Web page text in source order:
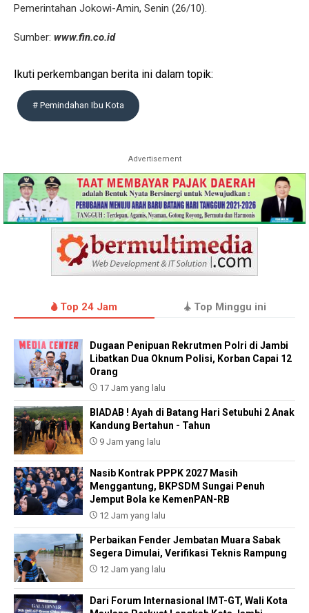
Pemerintahan Jokowi-Amin, Senin (26/10).
Sumber: www.fin.co.id
Ikuti perkembangan berita ini dalam topik:
# Pemindahan Ibu Kota
Advertisement
Top 24 Jam Top Minggu ini
Dugaan Penipuan Rekrutmen Polri di Jambi
Libatkan Dua Oknum Polisi, Korban Capai 12
Orang
17 Jam yang lalu
BIADAB ! Ayah di Batang Hari Setubuhi 2 Anak
Kandung Bertahun - Tahun
9 Jam yang lalu
Nasib Kontrak PPPK 2027 Masih
Menggantung, BKPSDM Sungai Penuh
Jemput Bola ke KemenPAN-RB
12 Jam yang lalu
Perbaikan Fender Jembatan Muara Sabak
Segera Dimulai, Verifikasi Teknis Rampung
12 Jam yang lalu
Dari Forum Internasional IMT-GT, Wali Kota